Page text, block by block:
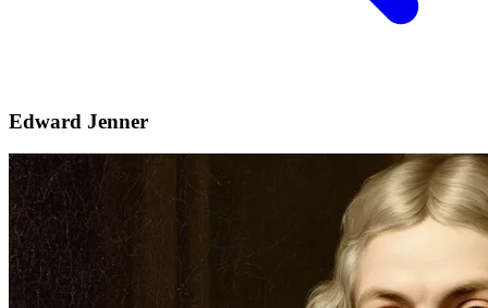
Edward Jenner